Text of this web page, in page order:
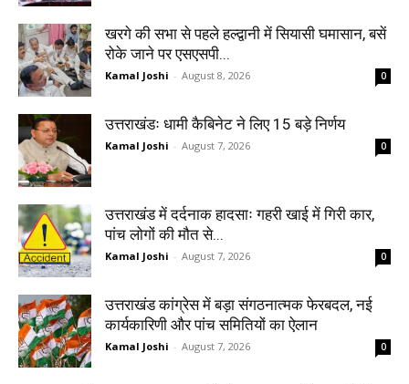
खरगे की सभा से पहले हल्द्वानी में सियासी घमासान, बसें
रोके जाने पर एसएसपी...
Kamal Joshi - August 8, 2026 0
उत्तराखंडः धामी कैबिनेट ने लिए 15 बड़े निर्णय
Kamal Joshi - August 7, 2026 0
उत्तराखंड में दर्दनाक हादसाः गहरी खाई में गिरी कार,
पांच लोगों की मौत से...
Kamal Joshi - August 7, 2026 0
उत्तराखंड कांग्रेस में बड़ा संगठनात्मक फेरबदल, नई
कार्यकारिणी और पांच समितियों का ऐलान
Kamal Joshi - August 7, 2026 0